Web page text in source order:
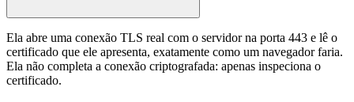
Ela abre uma conexão TLS real com o servidor na porta 443 e lê o
certificado que ele apresenta, exatamente como um navegador faria.
Ela não completa a conexão criptografada: apenas inspeciona o
certificado.